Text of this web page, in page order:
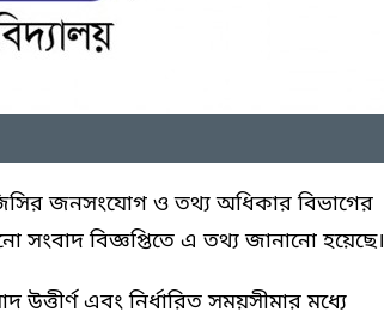
জনসংযোগ ও তথ্য অধিকার বিভাগের
বিজ্ঞপ্তিতে এ তথ্য জানানো হয়েছে।
উত্তীর্ণ এবং নির্ধারিত সময়সীমার মধ্যে